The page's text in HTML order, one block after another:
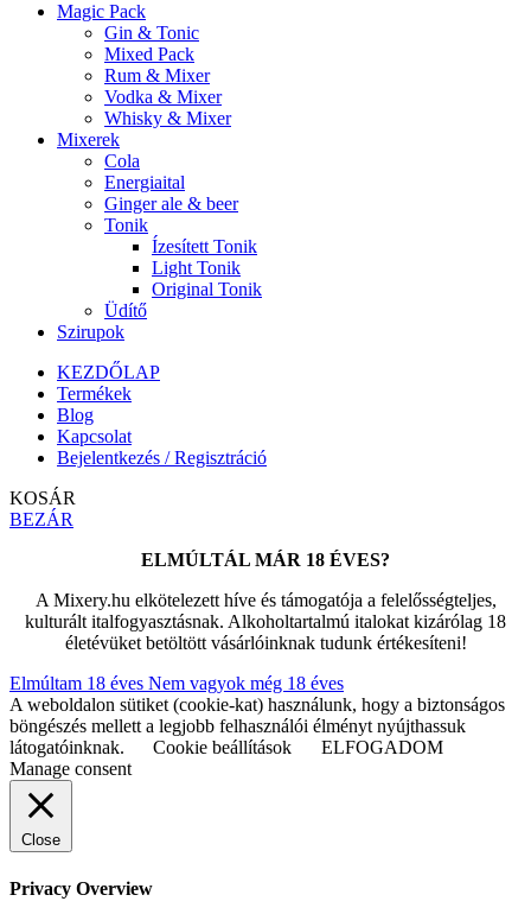
Magic Pack
Gin & Tonic
Mixed Pack
Rum & Mixer
Vodka & Mixer
Whisky & Mixer
Mixerek
Cola
Energiaital
Ginger ale & beer
Tonik
Ízesített Tonik
Light Tonik
Original Tonik
Üdítő
Szirupok
KEZDŐLAP
Termékek
Blog
Kapcsolat
Bejelentkezés / Regisztráció
KOSÁR
BEZÁR
ELMÚLTÁL MÁR 18 ÉVES?
A Mixery.hu elkötelezett híve és támogatója a felelősségteljes,
kulturált italfogyasztásnak. Alkoholtartalmú italokat kizárólag 18
életévüket betöltött vásárlóinknak tudunk értékesíteni!
Elmúltam 18 éves Nem vagyok még 18 éves
A weboldalon sütiket (cookie-kat) használunk, hogy a biztonságos
böngészés mellett a legjobb felhasználói élményt nyújthassuk
látogatóinknak.
Cookie beállítások
ELFOGADOM
Manage consent
Close
Privacy Overview